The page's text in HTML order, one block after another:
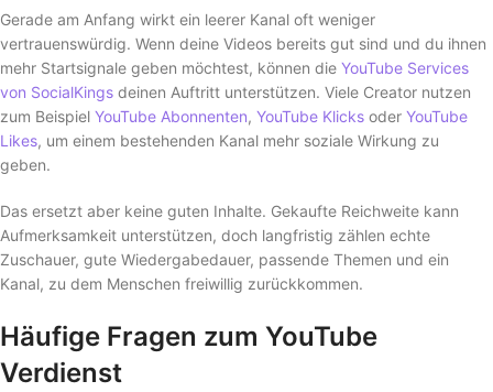
Gerade am Anfang wirkt ein leerer Kanal oft weniger
vertrauenswürdig. Wenn deine Videos bereits gut sind und du ihnen
mehr Startsignale geben möchtest, können die YouTube Services
von SocialKings deinen Auftritt unterstützen. Viele Creator nutzen
zum Beispiel YouTube Abonnenten, YouTube Klicks oder YouTube
Likes, um einem bestehenden Kanal mehr soziale Wirkung zu
geben.
Das ersetzt aber keine guten Inhalte. Gekaufte Reichweite kann
Aufmerksamkeit unterstützen, doch langfristig zählen echte
Zuschauer, gute Wiedergabedauer, passende Themen und ein
Kanal, zu dem Menschen freiwillig zurückkommen.
Häufige Fragen zum YouTube
Verdienst